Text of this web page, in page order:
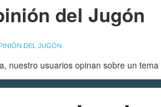
del Jugón
DEL JUGÓN
nuestro usuarios opinan sobre un